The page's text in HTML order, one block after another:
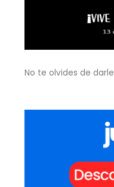
No te olvides de darle